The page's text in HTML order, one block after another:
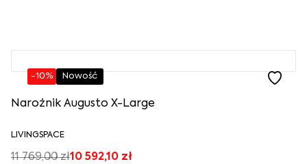
-10% Nowość
Narożnik Augusto X-Large
LIVINGSPACE
11 769,00 zł10 592,10 zł